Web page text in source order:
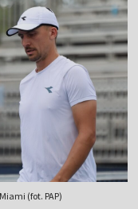
(fot. PAP)